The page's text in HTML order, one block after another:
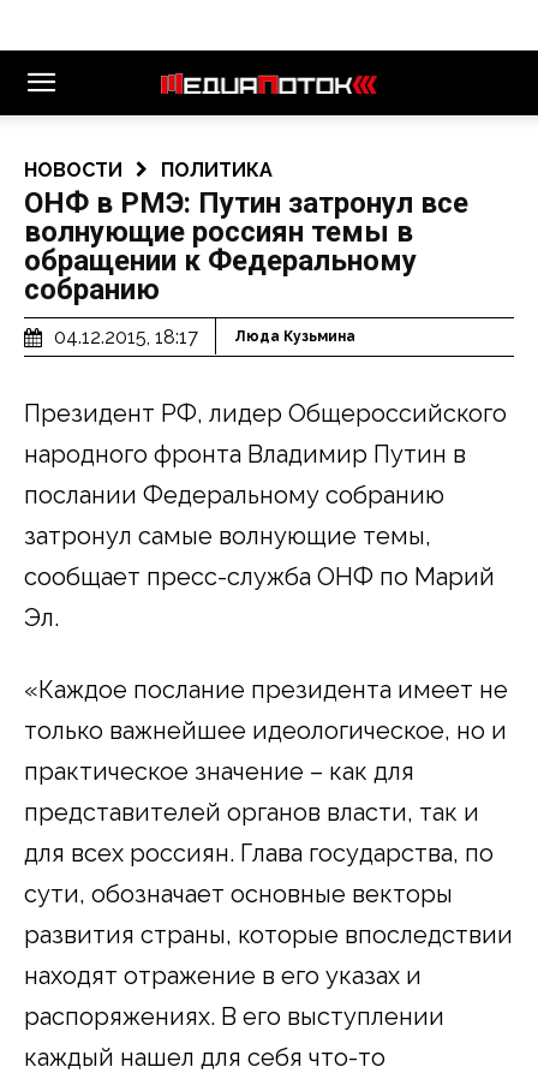
НОВОСТИ ПОЛИТИКА
ОНФ в РМЭ: Путин затронул все
волнующие россиян темы в
обращении к Федеральному
собранию
04.12.2015, 18:17 Люда Кузьмина
Президент РФ, лидер Общероссийского
народного фронта Владимир Путин в
послании Федеральному собранию
затронул самые волнующие темы,
сообщает пресс-служба ОНФ по Марий
Эл.
«Каждое послание президента имеет не
только важнейшее идеологическое, но и
практическое значение – как для
представителей органов власти, так и
для всех россиян. Глава государства, по
сути, обозначает основные векторы
развития страны, которые впоследствии
находят отражение в его указах и
распоряжениях. В его выступлении
каждый нашел для себя что-то